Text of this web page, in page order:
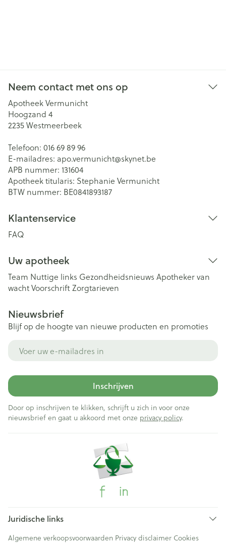
Neem contact met ons op
Apotheek Vermunicht
Hoogzand 4
2235Westmeerbeek
Telefoon: 016 69 89 96
E-mailadres: apo.vermunicht@skynet.be
APB nummer: 131604
Apotheek titularis: Stephanie Vermunicht
BTW nummer: BE0841893187
Klantenservice
FAQ
Uw apotheek
Team Nuttige links Gezondheidsnieuws Apotheker van
wachtVoorschriftZorgtarieven
Nieuwsbrief
Blijf op de hoogte van nieuwe producten en promoties
Inschrijven
Door op inschrijven te klikken, schrijft u zich in voor onze
nieuwsbrief en gaat u akkoord met onze privacy policy.
Juridische links
Algemene verkoopsvoorwaarden Privacy disclaimer Cookies